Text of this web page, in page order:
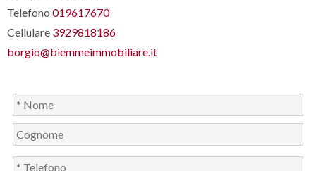
Telefono 019617670
Cellulare 3929818186
borgio@biemmeimmobiliare.it